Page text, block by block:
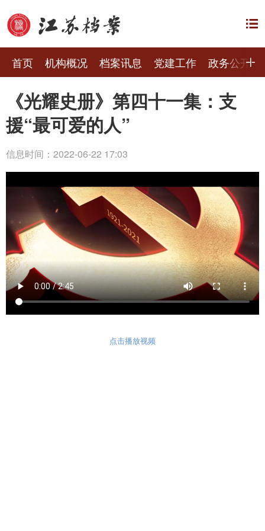
首页 机构概况 档案讯息 党建工作 政务公开
《光耀史册》第四十一集：支
援“最可爱的人”
信息时间：2022-06-22 17:03
点击播放视频